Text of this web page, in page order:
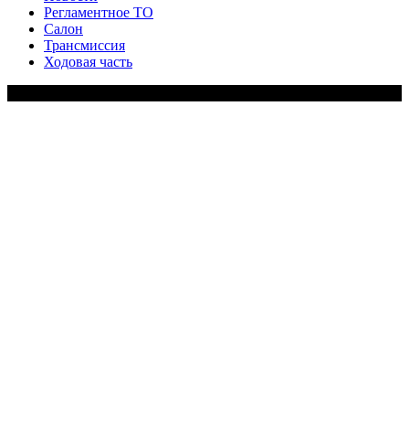
Регламентное ТО
Салон
Трансмиссия
Ходовая часть